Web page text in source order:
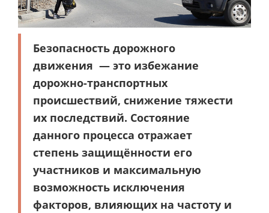
Безопасность дорожного
движения — это избежание
дорожно-транспортных
происшествий, снижение тяжести
их последствий. Состояние
данного процесса отражает
степень защищённости его
участников и максимальную
возможность исключения
факторов, влияющих на частоту и